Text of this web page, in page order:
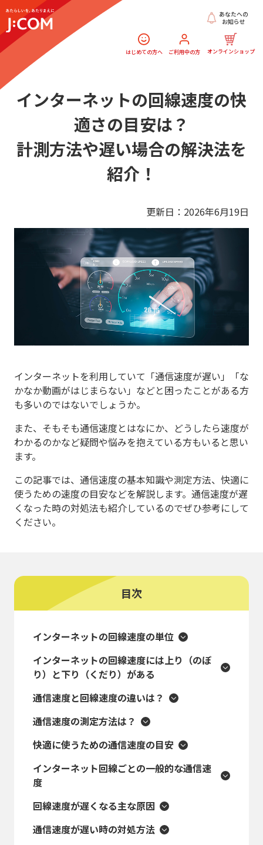
はじめての方へ ご利用中の方 オンラインショップ
あなたへの
お知らせ
インターネットの回線速度の快
適さの目安は？
計測方法や遅い場合の解決法を
紹介！
更新日：2026年6月19日
インターネットを利用していて「通信速度が遅い」「な
かなか動画がはじまらない」などと困ったことがある方
も多いのではないでしょうか。
また、そもそも通信速度とはなにか、どうしたら速度が
わかるのかなど疑問や悩みを抱えている方もいると思い
ます。
この記事では、通信速度の基本知識や測定方法、快適に
使うための速度の目安などを解説します。通信速度が遅
くなった時の対処法も紹介しているのでぜひ参考にして
ください。
目次
インターネットの回線速度の単位
インターネットの回線速度には上り（のぼ
り）と下り（くだり）がある
通信速度と回線速度の違いは？
通信速度の測定方法は？
快適に使うための通信速度の目安
インターネット回線ごとの一般的な通信速
度
回線速度が遅くなる主な原因
通信速度が遅い時の対処方法